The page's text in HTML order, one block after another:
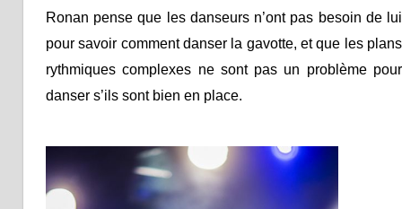
Ronan pense que les danseurs n’ont pas besoin de lui
pour savoir comment danser la gavotte, et que les plans
rythmiques complexes ne sont pas un problème pour
danser s’ils sont bien en place.